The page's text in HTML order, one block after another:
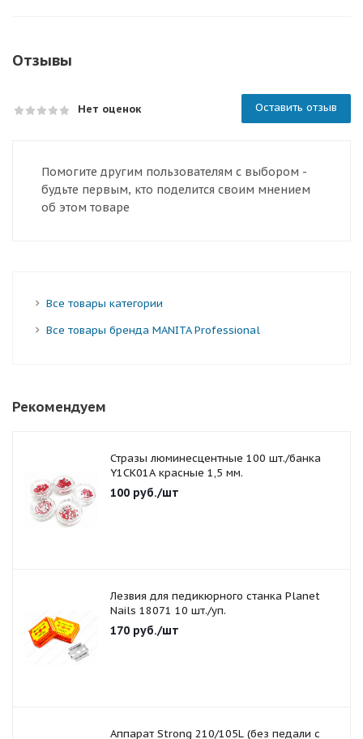
Отзывы
Нет оценок Оставить отзыв
Помогите другим пользователям с выбором -
будьте первым, кто поделится своим мнением
об этом товаре
Все товары категории
Все товары бренда MANITA Professional
Рекомендуем
Стразы люминесцентные 100 шт./банка
Y1CK01A красные 1,5 мм.
100 руб./шт
Лезвия для педикюрного станка Planet
Nails 18071 10 шт./уп.
170 руб./шт
Аппарат Strong 210/105L (без педали с